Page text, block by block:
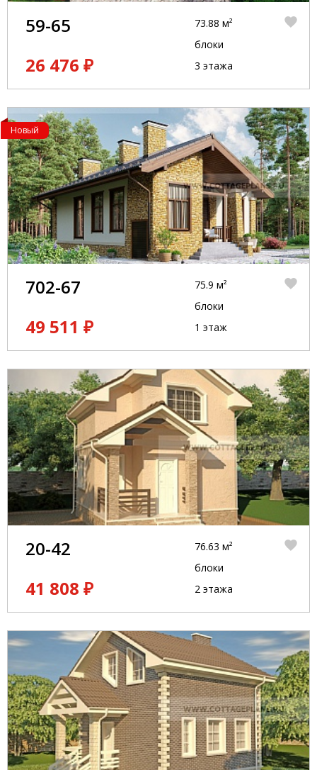
59-65
26 476 ₽
73.88 м²
блоки
3 этажа
Новый
702-67
49 511 ₽
75.9 м²
блоки
1 этаж
20-42
41 808 ₽
76.63 м²
блоки
2 этажа